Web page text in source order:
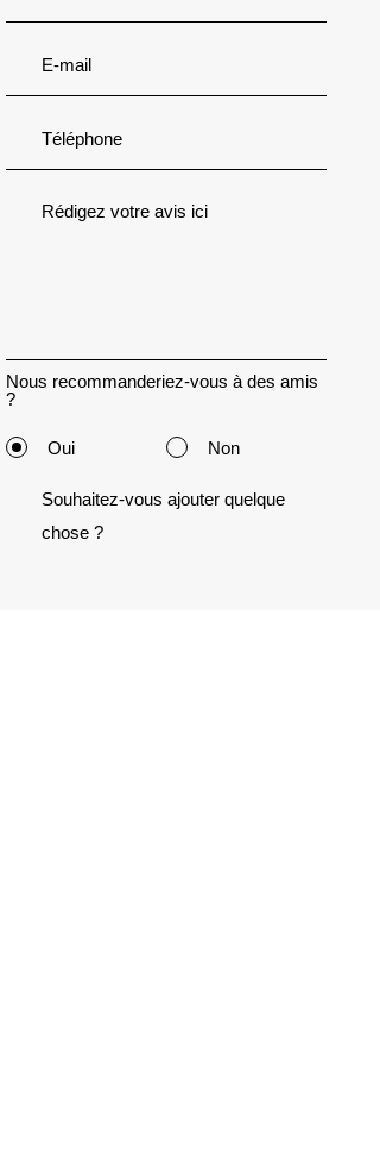
Nous recommanderiez-vous à des amis
?
Oui Non